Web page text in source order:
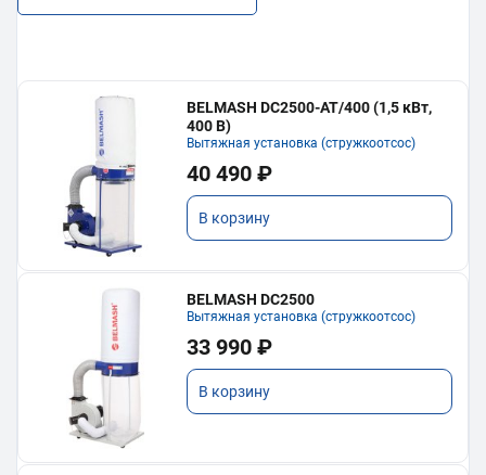
BELMASH DC2500-AT/400 (1,5 кВт,
400 В)
Вытяжная установка (стружкоотсос)
40 490 ₽
В корзину
BELMASH DC2500
Вытяжная установка (стружкоотсос)
33 990 ₽
В корзину